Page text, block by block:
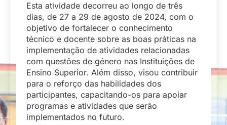
Esta atividade decorreu ao longo de três
dias, de 27 a 29 de agosto de 2024, com o
objetivo de fortalecer o conhecimento
técnico e docente sobre as boas práticas na
implementação de atividades relacionadas
com questões de género nas Instituições de
Ensino Superior. Além disso, visou contribuir
para o reforço das habilidades dos
participantes, capacitando-os para apoiar
programas e atividades que serão
implementados no futuro.